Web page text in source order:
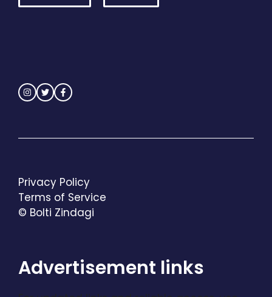
© Bolti Zindagi
Privacy Policy
Terms of Service
Advertisement links